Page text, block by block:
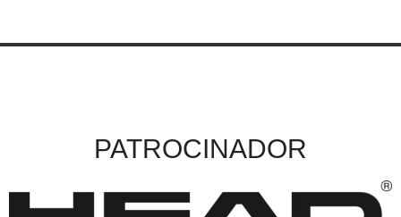
PATROCINADOR